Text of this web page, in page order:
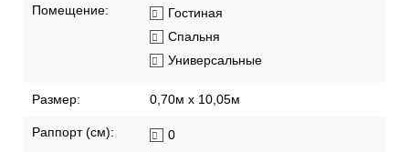
Помещение:
Гостиная
Спальня
Универсальные
Размер: 0,70м x 10,05м
Раппорт (см): 0